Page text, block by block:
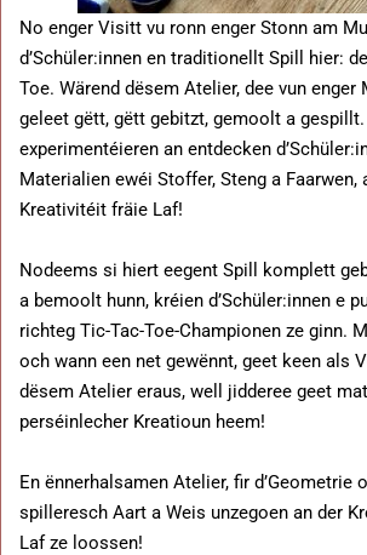
No enger Visitt vu ronn enger Stonn am
d’Schüler:innen en traditionellt Spill hier:
Toe. Wärend dësem Atelier, dee vun enger
geleet gëtt, gëtt gebitzt, gemoolt a gespillt.
experimentéieren an entdecken
Materialien ewéi Stoffer, Steng a Faarwen,
Kreativitéit fräie Laf!
Nodeems si hiert eegent Spill komplett
a bemoolt hunn, kréien d’Schüler:innen e
richteg Tic-Tac-Toe-Championen ze ginn.
och wann een net gewënnt, geet keen als
dësem Atelier eraus, well jidderee geet
perséinlecher Kreatioun heem!
En ënnerhalsamen Atelier, fir d’Geometrie
spilleresch Aart a Weis unzegoen an der
Laf ze loossen!